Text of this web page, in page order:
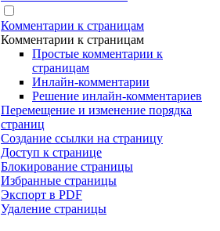
Комментарии к страницам
Комментарии к страницам
Простые комментарии к
страницам
Инлайн-комментарии
Решение инлайн-комментариев
Перемещение и изменение порядка
страниц
Создание ссылки на страницу
Доступ к странице
Блокирование страницы
Избранные страницы
Экспорт в PDF
Удаление страницы